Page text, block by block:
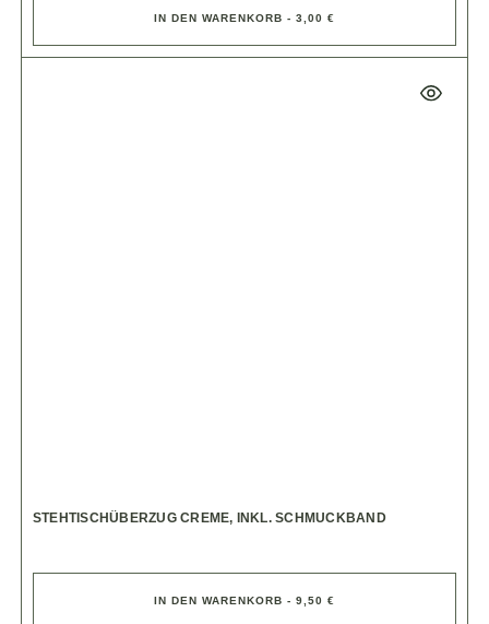
IN DEN WARENKORB - 3,00 €
STEHTISCHÜBERZUG CREME, INKL. SCHMUCKBAND
IN DEN WARENKORB - 9,50 €